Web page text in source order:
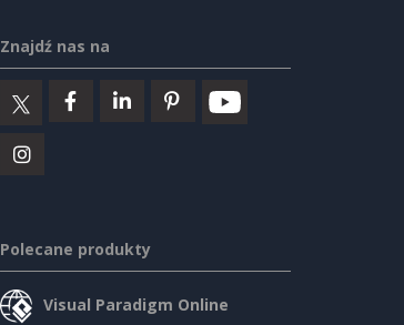
Znajdź nas na
Polecane produkty
Visual Paradigm Online